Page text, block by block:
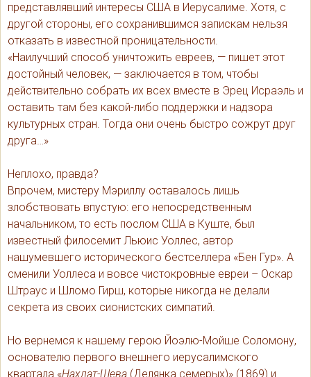
представлявший интересы США в Иерусалиме. Хотя, с
другой стороны, его сохранившимся запискам нельзя
отказать в известной проницательности.
«Наилучший способ уничтожить евреев, — пишет этот
достойный человек, — заключается в том, чтобы
действительно собрать их всех вместе в Эрец Исраэль и
оставить там без какой-либо поддержки и надзора
культурных стран. Тогда они очень быстро сожрут друг
друга…»
Неплохо, правда?
Впрочем, мистеру Мэриллу оставалось лишь
злобствовать впустую: его непосредственным
начальником, то есть послом США в Куште, был
известный филосемит Льюис Уоллес, автор
нашумевшего исторического бестселлера «Бен Гур». А
сменили Уоллеса и вовсе чистокровные евреи – Оскар
Штраус и Шломо Гирш, которые никогда не делали
секрета из своих сионистских симпатий.
Но вернемся к нашему герою Йоэлю-Мойше Соломону,
основателю первого внешнего иерусалимского
квартала «Нахлат-Шева (Делянка семерых)» (1869) и